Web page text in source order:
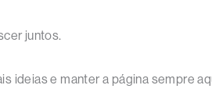
juntos.
ideias e manter a página sempre